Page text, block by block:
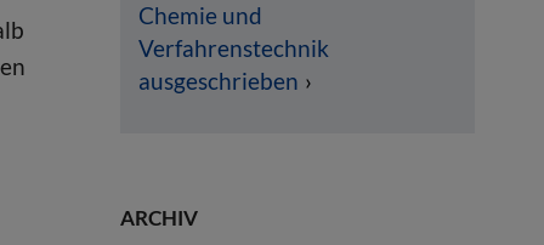
Chemie und
Verfahrenstechnik
ausgeschrieben
ARCHIV